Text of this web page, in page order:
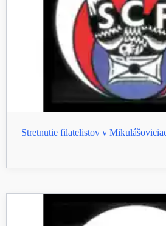
Stretnutie filatelistov v